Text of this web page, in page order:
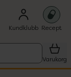
Kundklubb Recept
Varukorg